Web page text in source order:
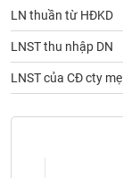
LN thuần từ HĐKD
LNST thu nhập DN
LNST của CĐ cty mẹ
Báo
cáo
phân
tích
Thuật